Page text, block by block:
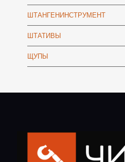
ШТАНГЕНИНСТРУМЕНТ
ШТАТИВЫ
ЩУПЫ